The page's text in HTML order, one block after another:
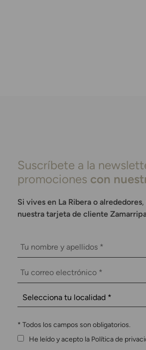
Suscríbete a la
promociones con
Si vives en La Ribera o alrededores
nuestra tarjeta de cliente
* Todos los campos son obligatorios.
He leído y acepto la Política de